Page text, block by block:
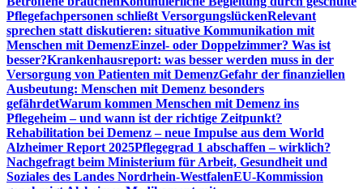
Pflegefachpersonen schließt VersorgungslückenRelevant
sprechen statt diskutieren: situative Kommunikation mit
Menschen mit DemenzEinzel- oder Doppelzimmer? Was ist
besser?Krankenhausreport: was besser werden muss in der
Versorgung von Patienten mit DemenzGefahr der finanziellen
Ausbeutung: Menschen mit Demenz besonders
gefährdetWarum kommen Menschen mit Demenz ins
Pflegeheim – und wann ist der richtige Zeitpunkt?
Rehabilitation bei Demenz – neue Impulse aus dem World
Alzheimer Report 2025Pflegegrad 1 abschaffen – wirklich?
Nachgefragt beim Ministerium für Arbeit, Gesundheit und
Soziales des Landes Nordrhein-WestfalenEU-Kommission